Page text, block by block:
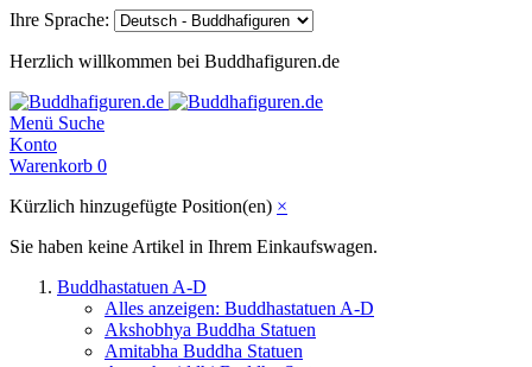
Ihre Sprache:
Herzlich willkommen bei Buddhafiguren.de
Menü Suche
Konto
Warenkorb 0
Kürzlich hinzugefügte Position(en) ×
Sie haben keine Artikel in Ihrem Einkaufswagen.
Buddhastatuen A-D
Alles anzeigen: Buddhastatuen A-D
Akshobhya Buddha Statuen
Amitabha Buddha Statuen